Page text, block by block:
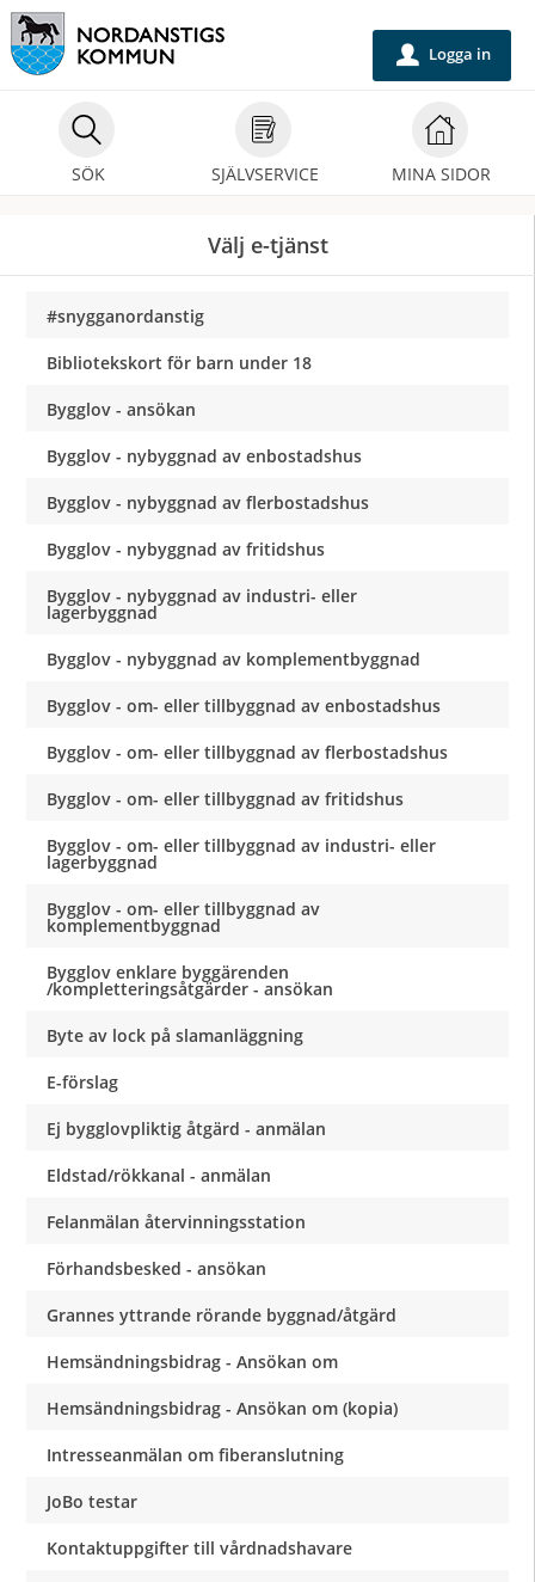
Välkommen
till
självservice
Nordanstigs
kommun
SÖK SJÄLVSERVICE MINA SIDOR
u Logga in
Välj e-tjänst
#snygganordanstig
Bibliotekskort för barn under 18
Bygglov - ansökan
Bygglov - nybyggnad av enbostadshus
Bygglov - nybyggnad av flerbostadshus
Bygglov - nybyggnad av fritidshus
Bygglov - nybyggnad av industri- eller
lagerbyggnad
Bygglov - nybyggnad av komplementbyggnad
Bygglov - om- eller tillbyggnad av enbostadshus
Bygglov - om- eller tillbyggnad av flerbostadshus
Bygglov - om- eller tillbyggnad av fritidshus
Bygglov - om- eller tillbyggnad av industri- eller
lagerbyggnad
Bygglov - om- eller tillbyggnad av
komplementbyggnad
Bygglov enklare byggärenden
/kompletteringsåtgärder - ansökan
Byte av lock på slamanläggning
E-förslag
Ej bygglovpliktig åtgärd - anmälan
Eldstad/rökkanal - anmälan
Felanmälan återvinningsstation
Förhandsbesked - ansökan
Grannes yttrande rörande byggnad/åtgärd
Hemsändningsbidrag - Ansökan om
Hemsändningsbidrag - Ansökan om (kopia)
Intresseanmälan om fiberanslutning
JoBo testar
Kontaktuppgifter till vårdnadshavare